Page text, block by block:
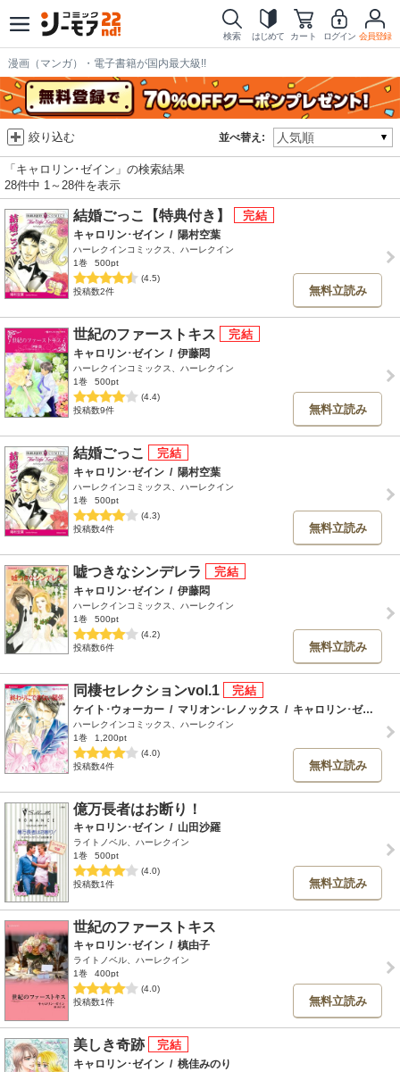
検索 はじめて カート ログイン 会員登録
漫画（マンガ）・電子書籍が国内最大級!!
並べ替え:
絞り込む
「キャロリン･ゼイン」の検索結果
28件中 1～28件を表示
結婚ごっこ【特典付き】
キャロリン･ゼイン / 陽村空葉
ハーレクインコミックス、ハーレクイン
1巻
500pt
(4.5)
投稿数2件
無料立読み
世紀のファーストキス
キャロリン･ゼイン / 伊藤悶
ハーレクインコミックス、ハーレクイン
1巻
500pt
(4.4)
投稿数9件
無料立読み
結婚ごっこ
キャロリン･ゼイン / 陽村空葉
ハーレクインコミックス、ハーレクイン
1巻
500pt
(4.3)
投稿数4件
無料立読み
嘘つきなシンデレラ
キャロリン･ゼイン / 伊藤悶
ハーレクインコミックス、ハーレクイン
1巻
500pt
(4.2)
投稿数6件
無料立読み
同棲セレクションvol.1
ケイト･ウォーカー / マリオン･レノックス / キャロリン･ゼイン
ハーレクインコミックス、ハーレクイン
1巻
1,200pt
(4.0)
投稿数4件
無料立読み
億万長者はお断り！
キャロリン･ゼイン / 山田沙羅
ライトノベル、ハーレクイン
1巻
500pt
(4.0)
投稿数1件
無料立読み
世紀のファーストキス
キャロリン･ゼイン / 槙由子
ライトノベル、ハーレクイン
1巻
400pt
(4.0)
投稿数1件
無料立読み
美しき奇跡
キャロリン･ゼイン / 桃佳みのり